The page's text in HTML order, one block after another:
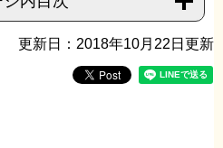
更新日：2018年10月22日更新